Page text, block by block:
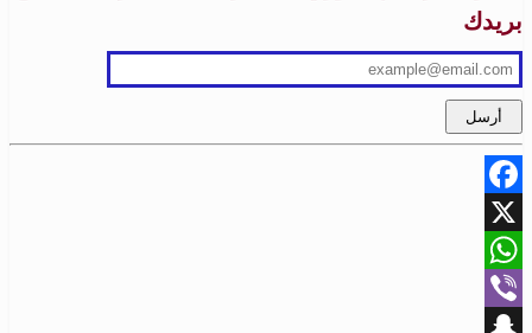
بريدك
Facebook
X
WhatsApp
Viber